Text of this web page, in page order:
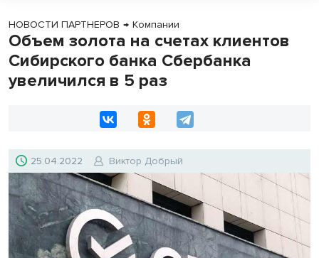
НОВОСТИ ПАРТНЕРОВ → Компании
Объем золота на счетах клиентов
Сибирского банка Сбербанка
увеличился в 5 раз
25.04.2022 Виктор Добрый